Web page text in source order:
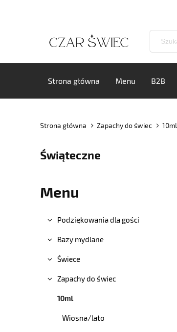
Strona główna Menu B2B
Strona główna Zapachy do świec 10ml
Świąteczne
Menu
Podziękowania dla gości
Bazy mydlane
Świece
Zapachy do świec
10ml
Wiosna/lato